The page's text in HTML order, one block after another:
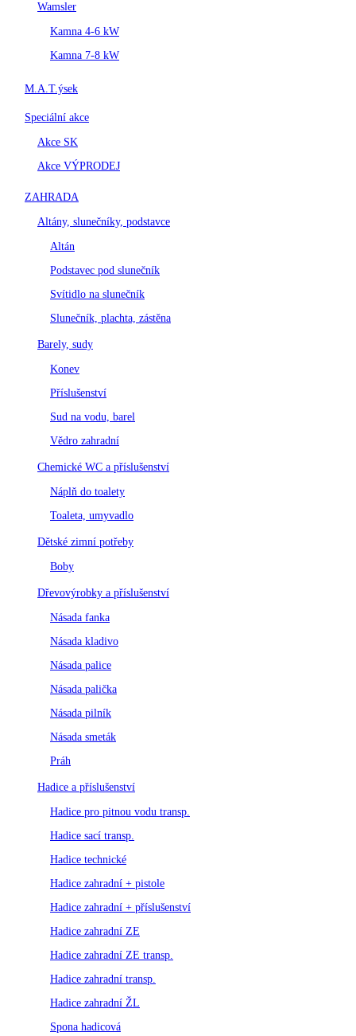
Wamsler
Kamna 4-6 kW
Kamna 7-8 kW
M.A.T.ýsek
Speciální akce
Akce SK
Akce VÝPRODEJ
ZAHRADA
Altány, slunečníky, podstavce
Altán
Podstavec pod slunečník
Svítidlo na slunečník
Slunečník, plachta, zástěna
Barely, sudy
Konev
Příslušenství
Sud na vodu, barel
Vědro zahradní
Chemické WC a příslušenství
Náplň do toalety
Toaleta, umyvadlo
Dětské zimní potřeby
Boby
Dřevovýrobky a příslušenství
Násada fanka
Násada kladivo
Násada palice
Násada palička
Násada pilník
Násada smeták
Práh
Hadice a příslušenství
Hadice pro pitnou vodu transp.
Hadice sací transp.
Hadice technické
Hadice zahradní + pistole
Hadice zahradní + příslušenství
Hadice zahradní ZE
Hadice zahradní ZE transp.
Hadice zahradní transp.
Hadice zahradní ŽL
Spona hadicová